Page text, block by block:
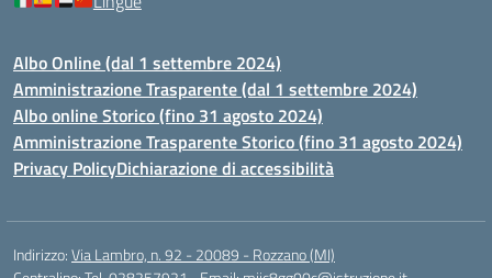
Albo Online (dal 1 settembre 2024)
Amministrazione Trasparente (dal 1 settembre 2024)
Albo online Storico (fino 31 agosto 2024)
Amministrazione Trasparente Storico (fino 31 agosto 2024)
Privacy PolicyDichiarazione di accessibilità
Indirizzo:Via Lambro, n. 92 - 20089 - Rozzano (MI)